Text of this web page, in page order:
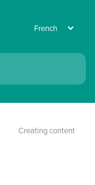
Creating content